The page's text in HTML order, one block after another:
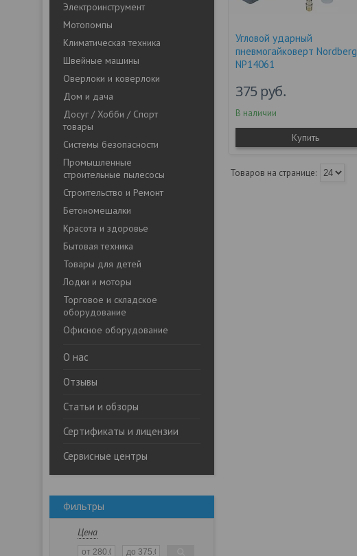
Электроинструмент
Мотопомпы
Климатическая техника
Швейные машины
Оверлоки и коверлоки
Дом и дача
Досуг / Хобби / Спорт
товары
Системы безопасности
Промышленные
строительные пылесосы
Строительство и Ремонт
Бетономешалки
Красота и здоровье
Бытовая техника
Товары для детей
Лодки и моторы
Торговое и складское
оборудование
Офисное оборудование
О нас
Отзывы
Статьи и обзоры
Сертификаты и лицензии
Сервисные центры
Фильтры
Цена
Угловой ударный
пневмогайковерт Nordberg
NP14061
375руб.
В наличии
Купить